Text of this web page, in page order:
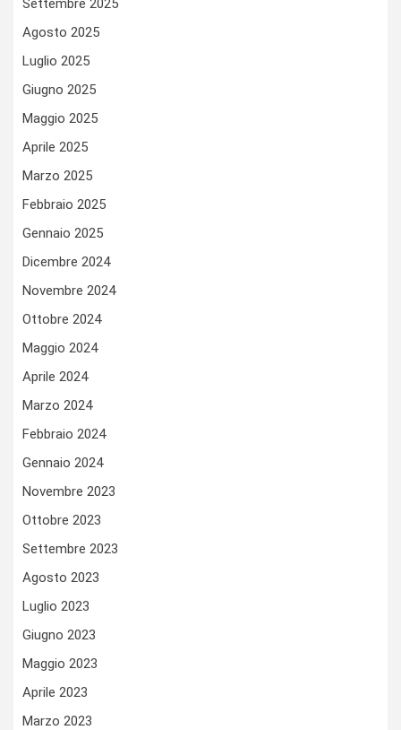
Settembre 2025
Agosto 2025
Luglio 2025
Giugno 2025
Maggio 2025
Aprile 2025
Marzo 2025
Febbraio 2025
Gennaio 2025
Dicembre 2024
Novembre 2024
Ottobre 2024
Maggio 2024
Aprile 2024
Marzo 2024
Febbraio 2024
Gennaio 2024
Novembre 2023
Ottobre 2023
Settembre 2023
Agosto 2023
Luglio 2023
Giugno 2023
Maggio 2023
Aprile 2023
Marzo 2023